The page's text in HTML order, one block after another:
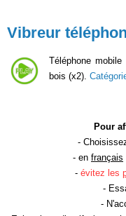
Vibreur
Téléphone
bois (x2).
Pour
-
- en français
- évitez les
-
-